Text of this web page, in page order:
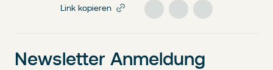
Link kopieren
Newsletter Anmeldung